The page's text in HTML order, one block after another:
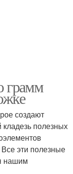
грамм
создают
кладезь полезных
эти полезные
нашим